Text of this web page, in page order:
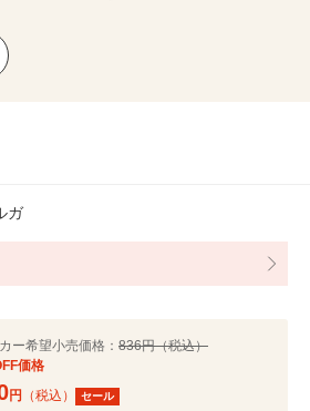
ガ
ー希望小売価格： 836円（税込）
価格
円 （税込） セール